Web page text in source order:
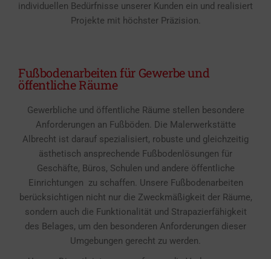
individuellen Bedürfnisse unserer Kunden ein und realisiert
Projekte mit höchster Präzision.
Fußbodenarbeiten für Gewerbe und
öffentliche Räume
Gewerbliche und öffentliche Räume stellen besondere
Anforderungen an Fußböden. Die Malerwerkstätte
Albrecht ist darauf spezialisiert, robuste und gleichzeitig
ästhetisch ansprechende Fußbodenlösungen für
Geschäfte, Büros, Schulen und andere öffentliche
Einrichtungen zu schaffen. Unsere Fußbodenarbeiten
berücksichtigen nicht nur die Zweckmäßigkeit der Räume,
sondern auch die Funktionalität und Strapazierfähigkeit
des Belages, um den besonderen Anforderungen dieser
Umgebungen gerecht zu werden.